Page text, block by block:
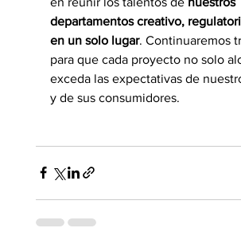
departamentos creativo,
en un solo lugar. Continuaremos
para que cada proyecto no solo
exceda las expectativas de
y de sus consumidores.